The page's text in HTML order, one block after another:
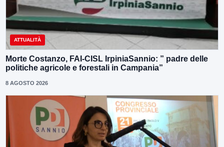
ATTUALITÀ
Morte Costanzo, FAI-CISL IrpiniaSannio: ” padre delle
politiche agricole e forestali in Campania”
8 AGOSTO 2026